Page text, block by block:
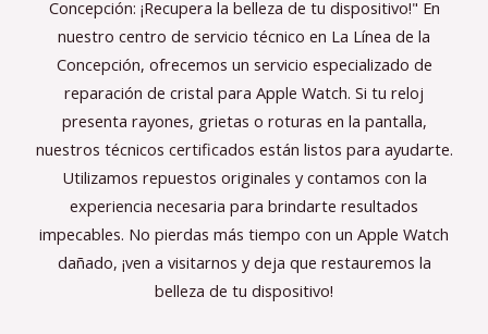
Concepción: ¡Recupera la belleza de tu dispositivo!" En
nuestro centro de servicio técnico en La Línea de la
Concepción, ofrecemos un servicio especializado de
reparación de cristal para Apple Watch. Si tu reloj
presenta rayones, grietas o roturas en la pantalla,
nuestros técnicos certificados están listos para ayudarte.
Utilizamos repuestos originales y contamos con la
experiencia necesaria para brindarte resultados
impecables. No pierdas más tiempo con un Apple Watch
dañado, ¡ven a visitarnos y deja que restauremos la
belleza de tu dispositivo!